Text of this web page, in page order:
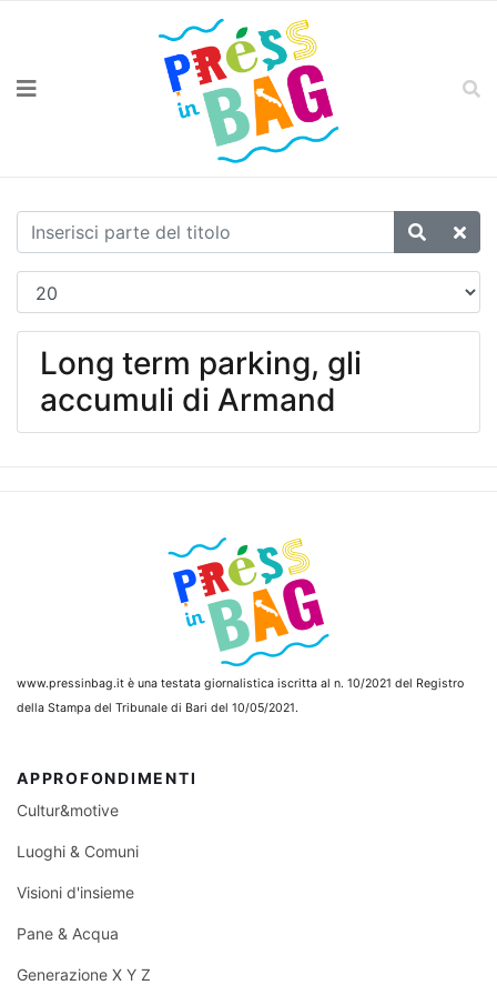
Long term parking, gli
accumuli di Armand
www.pressinbag.it è una testata giornalistica iscritta al n. 10/2021 del Registro
della Stampa del Tribunale di Bari del 10/05/2021.
APPROFONDIMENTI
Cultur&motive
Luoghi & Comuni
Visioni d'insieme
Pane & Acqua
Generazione X Y Z